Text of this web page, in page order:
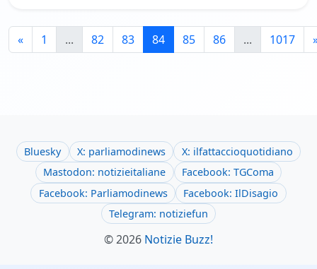
« 1 ... 82 83 84 85 86 ... 1017
Bluesky X: parliamodinews
X: ilfattaccioquotidiano
Mastodon: notizieitaliane
Facebook: TGComa
Facebook: Parliamodinews
Facebook: IlDisagio
Telegram: notiziefun
© 2026 Notizie Buzz!